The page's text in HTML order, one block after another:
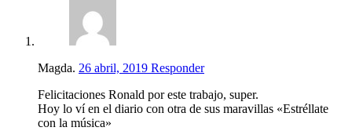
Magda. 26 abril, 2019 Responder
Felicitaciones Ronald por este trabajo, super.
Hoy lo ví en el diario con otra de sus maravillas «Estréllate
con la música»